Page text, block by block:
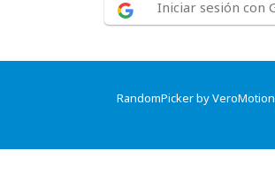
Iniciar sesión con
RandomPicker by